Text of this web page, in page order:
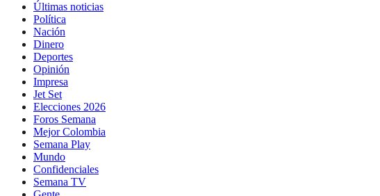
Últimas noticias
Política
Nación
Dinero
Deportes
Opinión
Impresa
Jet Set
Elecciones 2026
Foros Semana
Mejor Colombia
Semana Play
Mundo
Confidenciales
Semana TV